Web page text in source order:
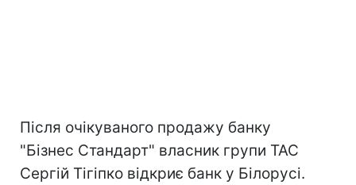
Після очікуваного продажу банку
"Бізнес Стандарт" власник групи ТАС
Сергій Тігіпко відкриє банк у Білорусі.